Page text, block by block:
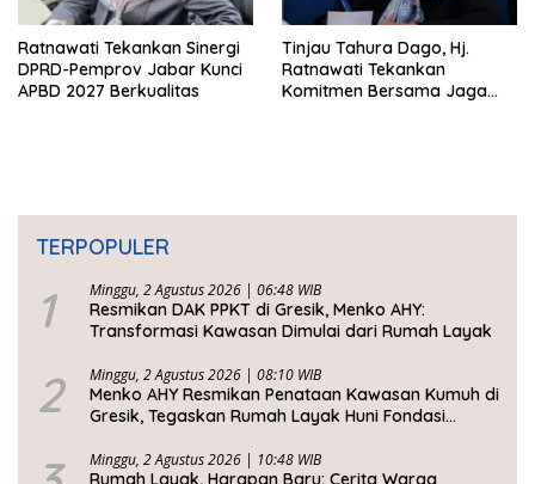
Ratnawati Tekankan Sinergi
DPRD-Pemprov Jabar Kunci
APBD 2027 Berkualitas
Tinjau Tahura Dago, Hj.
Ratnawati Tekankan
Komitmen Bersama Jaga
TERPOPULER
1 Minggu, 2 Agustus 2026 | 06:48 WIB
Resmikan DAK PPKT di Gresik, Menko AHY:
Transformasi Kawasan Dimulai dari Rumah Layak
2 Minggu, 2 Agustus 2026 | 08:10 WIB
Menko AHY Resmikan Penataan Kawasan Kumuh di
Gresik, Tegaskan Rumah Layak Huni Fondasi
Minggu, 2 Agustus 2026 | 10:48 WIB
Rumah Layak, Harapan Baru: Cerita Warga